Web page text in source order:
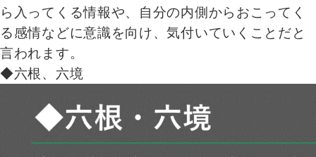
ら入ってくる情報や、自分の内側からおこってく
る感情などに意識を向け、気付いていくことだと
言われます。
◆六根、六境